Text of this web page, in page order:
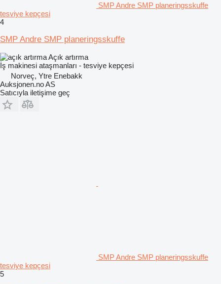
SMP Andre SMP planeringsskuffe
tesviye kepçesi
4
SMP Andre SMP planeringsskuffe
Açık artırma
İş makinesi ataşmanları - tesviye kepçesi
Norveç, Ytre Enebakk
Auksjonen.no AS
Satıcıyla iletişime geç
SMP Andre SMP planeringsskuffe
tesviye kepçesi
5